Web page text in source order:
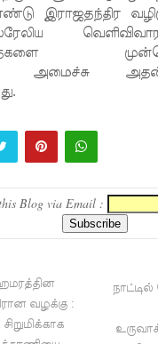
இராஜதந்திர
அமைச்சு
Blog via Email :
வழக்கு :